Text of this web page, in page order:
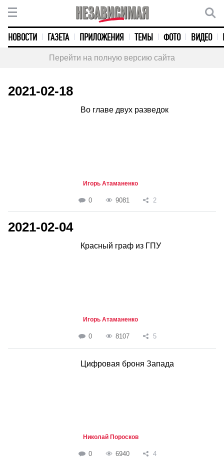
НОВОСТИ ГАЗЕТА ПРИЛОЖЕНИЯ ТЕМЫ ФОТО ВИДЕО
Перейти на полную версию сайта
2021-02-18
Во главе двух разведок
Игорь Атаманенко
0 9081 2
2021-02-04
Красный граф из ГПУ
Игорь Атаманенко
0 8107 5
Цифровая броня Запада
Николай Поросков
0 6940 4